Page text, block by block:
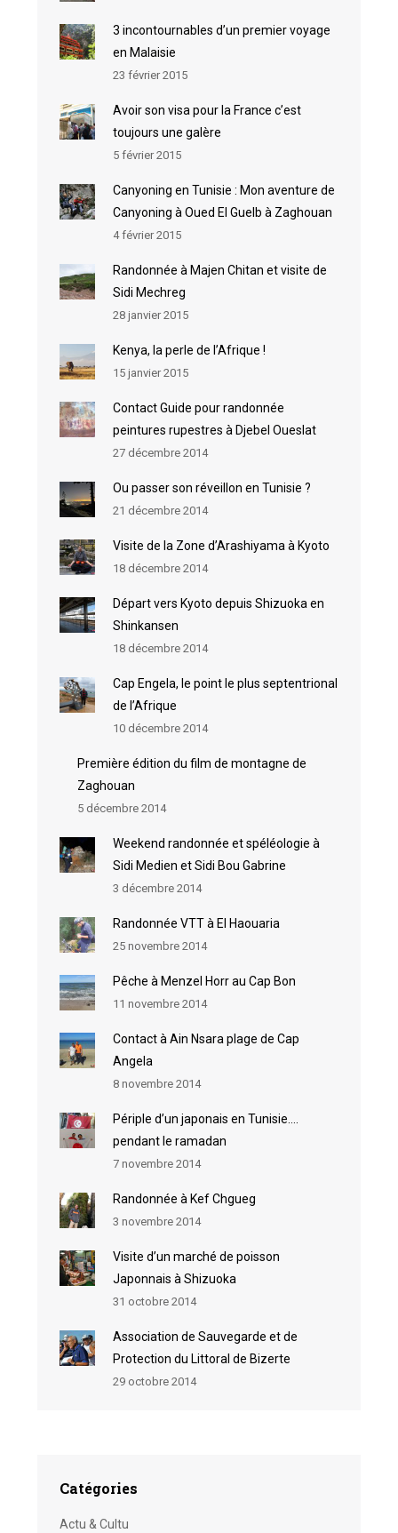
3 incontournables d’un premier voyage
en Malaisie
23 février 2015
Avoir son visa pour la France c’est
toujours une galère
5 février 2015
Canyoning en Tunisie : Mon aventure de
Canyoning à Oued El Guelb à Zaghouan
4 février 2015
Randonnée à Majen Chitan et visite de
Sidi Mechreg
28 janvier 2015
Kenya, la perle de l’Afrique !
15 janvier 2015
Contact Guide pour randonnée
peintures rupestres à Djebel Oueslat
27 décembre 2014
Ou passer son réveillon en Tunisie ?
21 décembre 2014
Visite de la Zone d’Arashiyama à Kyoto
18 décembre 2014
Départ vers Kyoto depuis Shizuoka en
Shinkansen
18 décembre 2014
Cap Engela, le point le plus septentrional
de l’Afrique
10 décembre 2014
Première édition du film de montagne de
Zaghouan
5 décembre 2014
Weekend randonnée et spéléologie à
Sidi Medien et Sidi Bou Gabrine
3 décembre 2014
Randonnée VTT à El Haouaria
25 novembre 2014
Pêche à Menzel Horr au Cap Bon
11 novembre 2014
Contact à Ain Nsara plage de Cap
Angela
8 novembre 2014
Périple d’un japonais en Tunisie….
pendant le ramadan
7 novembre 2014
Randonnée à Kef Chgueg
3 novembre 2014
Visite d’un marché de poisson
Japonnais à Shizuoka
31 octobre 2014
Association de Sauvegarde et de
Protection du Littoral de Bizerte
29 octobre 2014
Catégories
Actu & Cultu